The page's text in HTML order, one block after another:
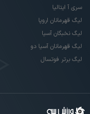
سری آ ایتالیا
لیگ قهرمانان اروپا
لیگ نخبگان آسیا
لیگ قهرمانان آسیا دو
لیگ برتر فوتسال